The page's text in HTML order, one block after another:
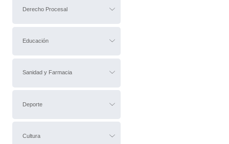
Derecho Procesal
Educación
Sanidad y Farmacia
Deporte
Cultura